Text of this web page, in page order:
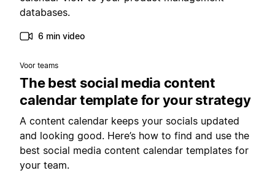
databases.
6 min video
Voor teams
The best social media content
calendar template for your strategy
A content calendar keeps your socials updated
and looking good. Here’s how to find and use the
best social media content calendar templates for
your team.